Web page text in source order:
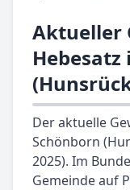
Aktueller
Hebesatz
Der aktuelle
Schönborn
2025). Im
Gemeinde auf